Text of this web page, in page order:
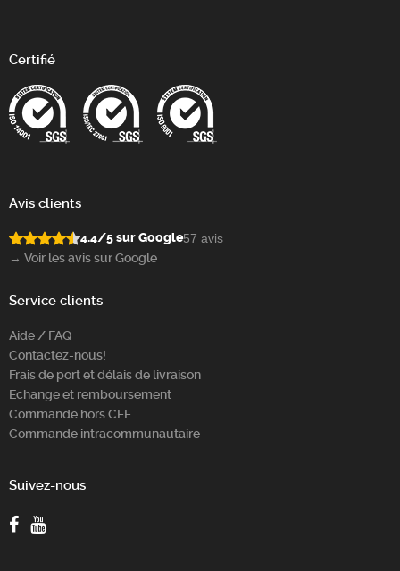
Certifié
Avis clients
4.4/5 sur Google57 avis
→ Voir les avis sur Google
Service clients
Aide / FAQ
Contactez-nous!
Frais de port et délais de livraison
Echange et remboursement
Commande hors CEE
Commande intracommunautaire
Suivez-nous